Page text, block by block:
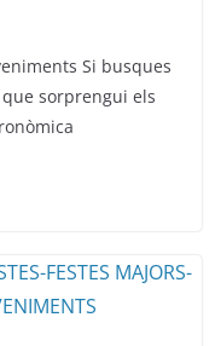
Si busques
sorprengui els